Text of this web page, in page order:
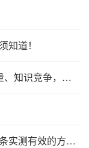
道！
马云最新深圳演讲：未来30年不是力量、知识竞争，而是服务别人能力和体验竞争！
如何说服客户增加推广预算？这儿有3条实测有效的方法！